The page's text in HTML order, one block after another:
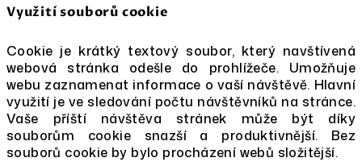
Využití souborů cookie
Cookie je krátký textový soubor, který navštívená
webová stránka odešle do prohlížeče. Umožňuje
webu zaznamenat informace o vaší návštěvě. Hlavní
využití je ve sledování počtu návštěvníků na stránce.
Vaše příští návštěva stránek může být díky
souborům cookie snazší a produktivnější. Bez
souborů cookie by bylo procházení webů složitější.